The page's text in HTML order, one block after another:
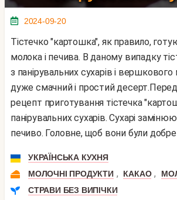
2024-09-20
Тістечко "картошка", як правило, готують із згущеного
молока і печива. В даному випадку
з панірувальних сухарів і
дуже смачний і простий
рецепт приготування тістечка
панірувальних сухарів. Сухарі
печиво. Головне, щоб вони були добре
УКРАЇНСЬКА КУХНЯ
МОЛОЧНІ ПРОДУКТИ , КАКАО ,
СТРАВИ БЕЗ ВИПІЧКИ